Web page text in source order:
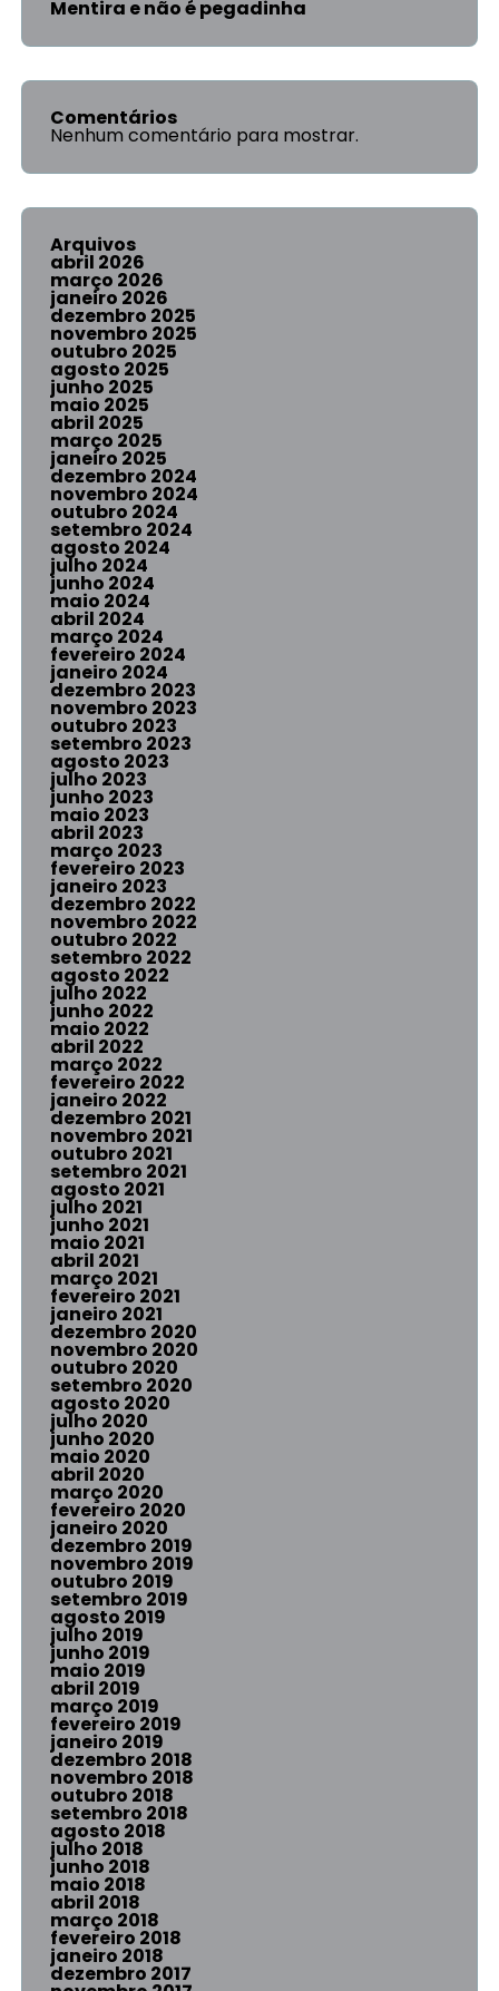
Mentira e não é pegadinha
Comentários
Nenhum comentário para mostrar.
Arquivos
abril 2026
março 2026
janeiro 2026
dezembro 2025
novembro 2025
outubro 2025
agosto 2025
junho 2025
maio 2025
abril 2025
março 2025
janeiro 2025
dezembro 2024
novembro 2024
outubro 2024
setembro 2024
agosto 2024
julho 2024
junho 2024
maio 2024
abril 2024
março 2024
fevereiro 2024
janeiro 2024
dezembro 2023
novembro 2023
outubro 2023
setembro 2023
agosto 2023
julho 2023
junho 2023
maio 2023
abril 2023
março 2023
fevereiro 2023
janeiro 2023
dezembro 2022
novembro 2022
outubro 2022
setembro 2022
agosto 2022
julho 2022
junho 2022
maio 2022
abril 2022
março 2022
fevereiro 2022
janeiro 2022
dezembro 2021
novembro 2021
outubro 2021
setembro 2021
agosto 2021
julho 2021
junho 2021
maio 2021
abril 2021
março 2021
fevereiro 2021
janeiro 2021
dezembro 2020
novembro 2020
outubro 2020
setembro 2020
agosto 2020
julho 2020
junho 2020
maio 2020
abril 2020
março 2020
fevereiro 2020
janeiro 2020
dezembro 2019
novembro 2019
outubro 2019
setembro 2019
agosto 2019
julho 2019
junho 2019
maio 2019
abril 2019
março 2019
fevereiro 2019
janeiro 2019
dezembro 2018
novembro 2018
outubro 2018
setembro 2018
agosto 2018
julho 2018
junho 2018
maio 2018
abril 2018
março 2018
fevereiro 2018
janeiro 2018
dezembro 2017